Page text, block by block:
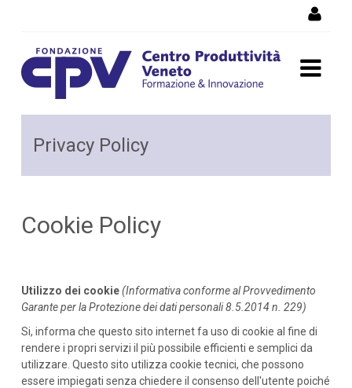
Cookie Policy
Privacy Policy
Cookie Policy
Utilizzo dei cookie(Informativa conforme al Provvedimento
Garante per la Protezione dei dati personali 8.5.2014 n. 229)
Si, informa che questo sito internet fa uso di cookie al fine di
rendere i propri servizi il più possibile efficienti e semplici da
utilizzare. Questo sito utilizza cookie tecnici, che possono
essere impiegati senza chiedere il consenso dell'utente poiché